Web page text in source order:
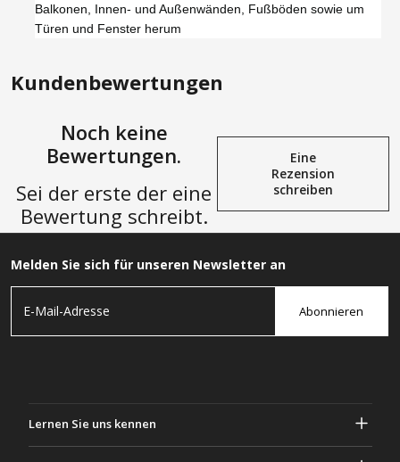
Balkonen, Innen- und Außenwänden, Fußböden sowie um
Türen und Fenster herum
Kundenbewertungen
Noch keine
Bewertungen.
Sei der erste der eine
Bewertung schreibt.
Eine
Rezension
schreiben
Melden Sie sich für unseren Newsletter an
Abonnieren
Lernen Sie uns kennen